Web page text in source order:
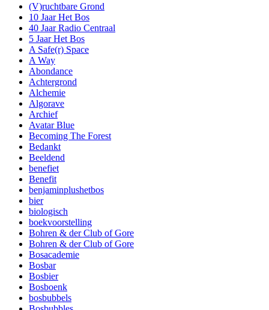
(V)ruchtbare Grond
10 Jaar Het Bos
40 Jaar Radio Centraal
5 Jaar Het Bos
A Safe(r) Space
A Way
Abondance
Achtergrond
Alchemie
Algorave
Archief
Avatar Blue
Becoming The Forest
Bedankt
Beeldend
benefiet
Benefit
benjaminplushetbos
bier
biologisch
boekvoorstelling
Bohren & der Club of Gore
Bohren & der Club of Gore
Bosacademie
Bosbar
Bosbier
Bosboenk
bosbubbels